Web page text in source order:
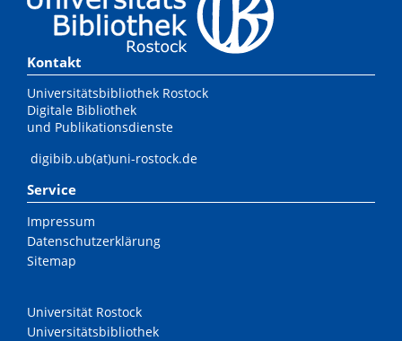
Kontakt
Universitätsbibliothek Rostock
Digitale Bibliothek
und Publikationsdienste
digibib.ub(at)uni-rostock.de
Service
Impressum
Datenschutzerklärung
Sitemap
Universität Rostock
Universitätsbibliothek